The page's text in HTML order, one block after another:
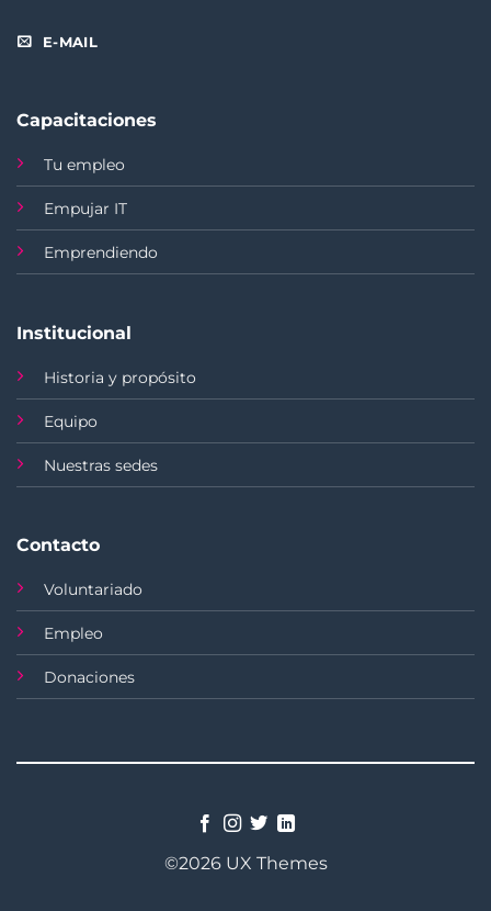
E-MAIL
Capacitaciones
Tu empleo
Empujar IT
Emprendiendo
Institucional
Historia y propósito
Equipo
Nuestras sedes
Contacto
Voluntariado
Empleo
Donaciones
©2026 UX Themes